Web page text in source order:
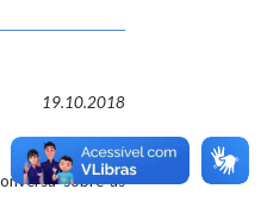
19.10.2018
sobre as